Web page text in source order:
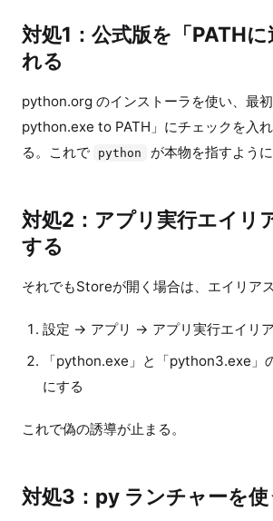
対処1：公式版を「PATHに
れる
python.org のインストーラを使い、最
python.exe to PATH」にチェックを入
る。これで
python が本物を指すように
対処2：アプリ実行エイリ
する
それでもStoreが開く場合は、エイリアス
設定 → アプリ → アプリ実行エイリア
「python.exe」と「python3.exe」
にする
これで偽の誘導が止まる。
対処3：py ランチャーを使